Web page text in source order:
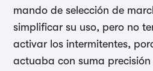
mando de selección de
simplificar su uso, pero no
activar los intermitentes,
actuaba con suma